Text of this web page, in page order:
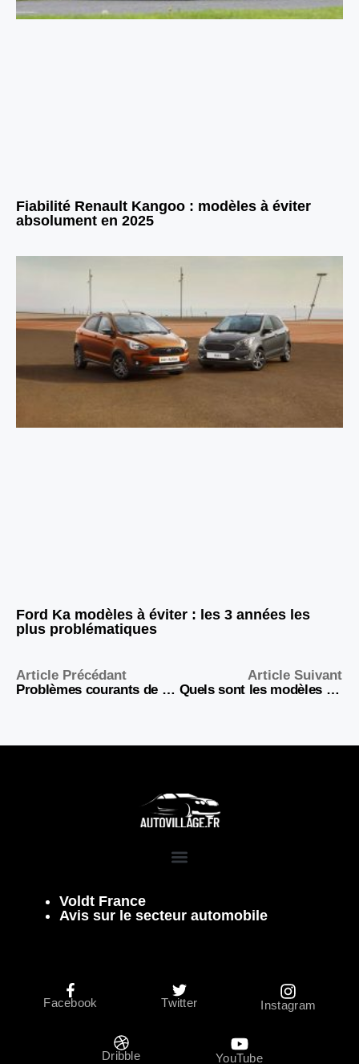
Fiabilité Renault Kangoo : modèles à éviter
absolument en 2025
Ford Ka modèles à éviter : les 3 années les
plus problématiques
Article Précédant
Problèmes courants de suspension et solutions offertes par les systèmes pneumatiques
Article Suivant
Quels sont les modèles de BMW Série 1 à éviter ?
Voldt France
Avis sur le secteur automobile
Facebook Twitter Instagram
Dribble YouTube